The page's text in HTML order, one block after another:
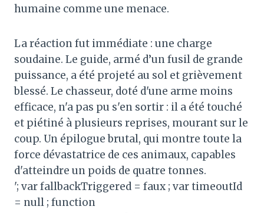
humaine comme une menace.
La réaction fut immédiate : une charge
soudaine. Le guide, armé d’un fusil de grande
puissance, a été projeté au sol et grièvement
blessé. Le chasseur, doté d'une arme moins
efficace, n'a pas pu s'en sortir : il a été touché
et piétiné à plusieurs reprises, mourant sur le
coup. Un épilogue brutal, qui montre toute la
force dévastatrice de ces animaux, capables
d'atteindre un poids de quatre tonnes.
'; var fallbackTriggered = faux ; var timeoutId
= null ; function